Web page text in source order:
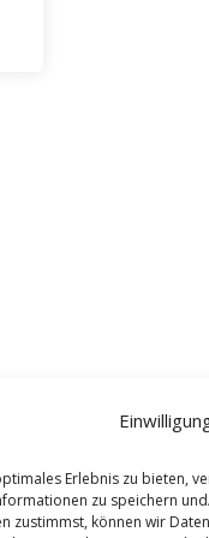
Erlebnis zu bieten,
zu speichern
zustimmst, können wir